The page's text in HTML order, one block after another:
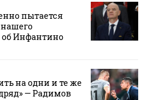
пытается
нашего
Инфантино
на одни и те же
— Радимов